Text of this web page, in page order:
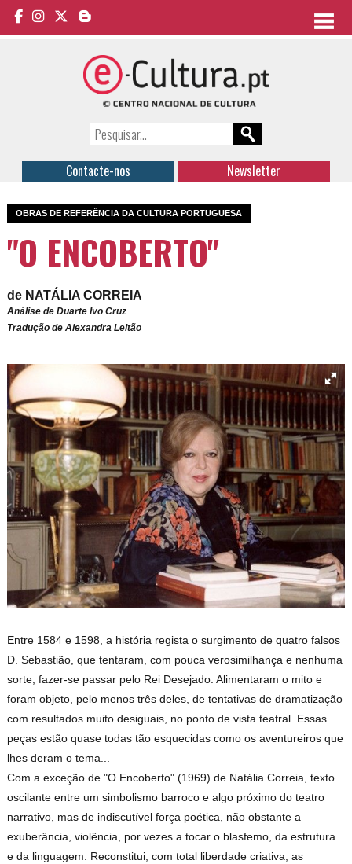
Contacte-nos Newsletter
OBRAS DE REFERÊNCIA DA CULTURA PORTUGUESA
"O ENCOBERTO"
de NATÁLIA CORREIA
Análise de Duarte Ivo Cruz
Tradução de Alexandra Leitão
Entre 1584 e 1598, a história regista o surgimento de quatro falsos
D. Sebastião, que tentaram, com pouca verosimilhança e nenhuma
sorte, fazer-se passar pelo Rei Desejado. Alimentaram o mito e
foram objeto, pelo menos três deles, de tentativas de dramatização
com resultados muito desiguais, no ponto de vista teatral. Essas
peças estão quase todas tão esquecidas como os aventureiros que
lhes deram o tema...
Com a exceção de "O Encoberto" (1969) de Natália Correia, texto
oscilante entre um simbolismo barroco e algo próximo do teatro
narrativo, mas de indiscutível força poética, não obstante a
exuberância, violência, por vezes a tocar o blasfemo, da estrutura
e da linguagem. Reconstitui, com total liberdade criativa, as